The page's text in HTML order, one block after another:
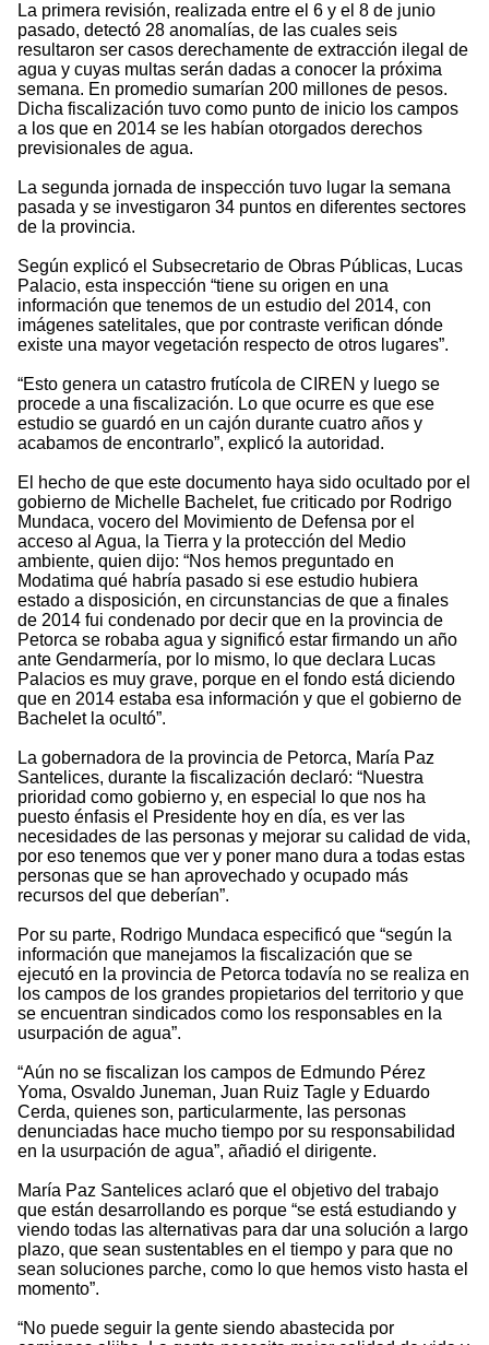
La primera revisión, realizada entre el 6 y el 8 de junio
pasado, detectó 28 anomalías, de las cuales seis
resultaron ser casos derechamente de extracción ilegal de
agua y cuyas multas serán dadas a conocer la próxima
semana. En promedio sumarían 200 millones de pesos.
Dicha fiscalización tuvo como punto de inicio los campos
a los que en 2014 se les habían otorgados derechos
previsionales de agua.
La segunda jornada de inspección tuvo lugar la semana
pasada y se investigaron 34 puntos en diferentes sectores
de la provincia.
Según explicó el Subsecretario de Obras Públicas, Lucas
Palacio, esta inspección “tiene su origen en una
información que tenemos de un estudio del 2014, con
imágenes satelitales, que por contraste verifican dónde
existe una mayor vegetación respecto de otros lugares”.
“Esto genera un catastro frutícola de CIREN y luego se
procede a una fiscalización. Lo que ocurre es que ese
estudio se guardó en un cajón durante cuatro años y
acabamos de encontrarlo”, explicó la autoridad.
El hecho de que este documento haya sido ocultado por el
gobierno de Michelle Bachelet, fue criticado por Rodrigo
Mundaca, vocero del Movimiento de Defensa por el
acceso al Agua, la Tierra y la protección del Medio
ambiente, quien dijo: “Nos hemos preguntado en
Modatima qué habría pasado si ese estudio hubiera
estado a disposición, en circunstancias de que a finales
de 2014 fui condenado por decir que en la provincia de
Petorca se robaba agua y significó estar firmando un año
ante Gendarmería, por lo mismo, lo que declara Lucas
Palacios es muy grave, porque en el fondo está diciendo
que en 2014 estaba esa información y que el gobierno de
Bachelet la ocultó”.
La gobernadora de la provincia de Petorca, María Paz
Santelices, durante la fiscalización declaró: “Nuestra
prioridad como gobierno y, en especial lo que nos ha
puesto énfasis el Presidente hoy en día, es ver las
necesidades de las personas y mejorar su calidad de vida,
por eso tenemos que ver y poner mano dura a todas estas
personas que se han aprovechado y ocupado más
recursos del que deberían”.
Por su parte, Rodrigo Mundaca especificó que “según la
información que manejamos la fiscalización que se
ejecutó en la provincia de Petorca todavía no se realiza en
los campos de los grandes propietarios del territorio y que
se encuentran sindicados como los responsables en la
usurpación de agua”.
“Aún no se fiscalizan los campos de Edmundo Pérez
Yoma, Osvaldo Juneman, Juan Ruiz Tagle y Eduardo
Cerda, quienes son, particularmente, las personas
denunciadas hace mucho tiempo por su responsabilidad
en la usurpación de agua”, añadió el dirigente.
María Paz Santelices aclaró que el objetivo del trabajo
que están desarrollando es porque “se está estudiando y
viendo todas las alternativas para dar una solución a largo
plazo, que sean sustentables en el tiempo y para que no
sean soluciones parche, como lo que hemos visto hasta el
momento”.
“No puede seguir la gente siendo abastecida por